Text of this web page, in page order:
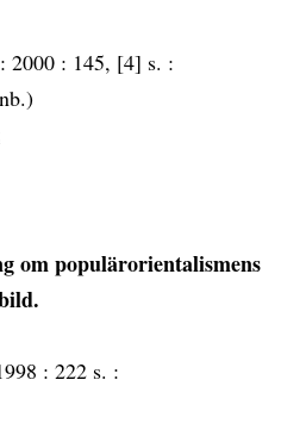
2000 : 145, [4] s. :
om populärorientalismens
: 222 s. :